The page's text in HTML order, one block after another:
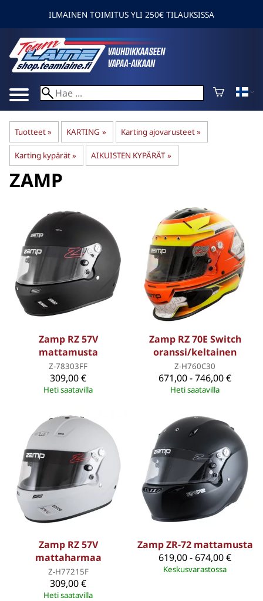
ILMAINEN TOIMITUS YLI 250€ TILAUKSISSA
Tuotteet‪» KARTING ‪» Karting ajovarusteet‪»
Karting kypärät‪» AIKUISTEN KYPÄRÄT ‪»
ZAMP
Zamp RZ 57V
mattamusta
Z-78303FF
309,00 €
Heti saatavilla
Zamp RZ 70E Switch
oranssi/keltainen
Z-H760C30
671,00 - 746,00 €
Heti saatavilla
Zamp RZ 57V
mattaharmaa
Z-H77215F
309,00 €
Heti saatavilla
Zamp ZR-72 mattamusta
619,00 - 674,00 €
Keskusvarastossa